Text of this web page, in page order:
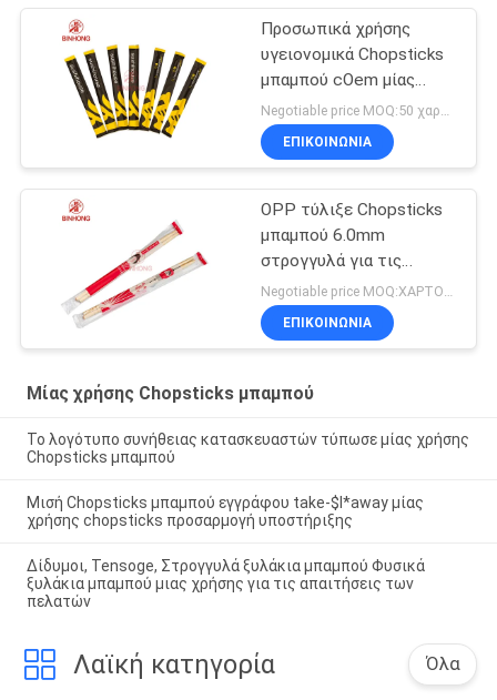
Προσωπικά χρήσης
υγειονομικά Chopsticks
μπαμπού cOem μίας
χρήσης
ΕΠΙΚΟΙΝΩΝΙΑ
OPP τύλιξε Chopsticks
μπαμπού 6.0mm
στρογγυλά για τις
εκκλησίες
ΕΠΙΚΟΙΝΩΝΙΑ
Μίας χρήσης Chopsticks μπαμπού
Το λογότυπο συνήθειας κατασκευαστών τύπωσε μίας χρήσης
Chopsticks μπαμπού
Μισή Chopsticks μπαμπού εγγράφου take-$l*away μίας
χρήσης chopsticks προσαρμογή υποστήριξης
Δίδυμοι, Tensoge, Στρογγυλά ξυλάκια μπαμπού Φυσικά
ξυλάκια μπαμπού μιας χρήσης για τις απαιτήσεις των
πελατών
Λαϊκή κατηγορία Όλα